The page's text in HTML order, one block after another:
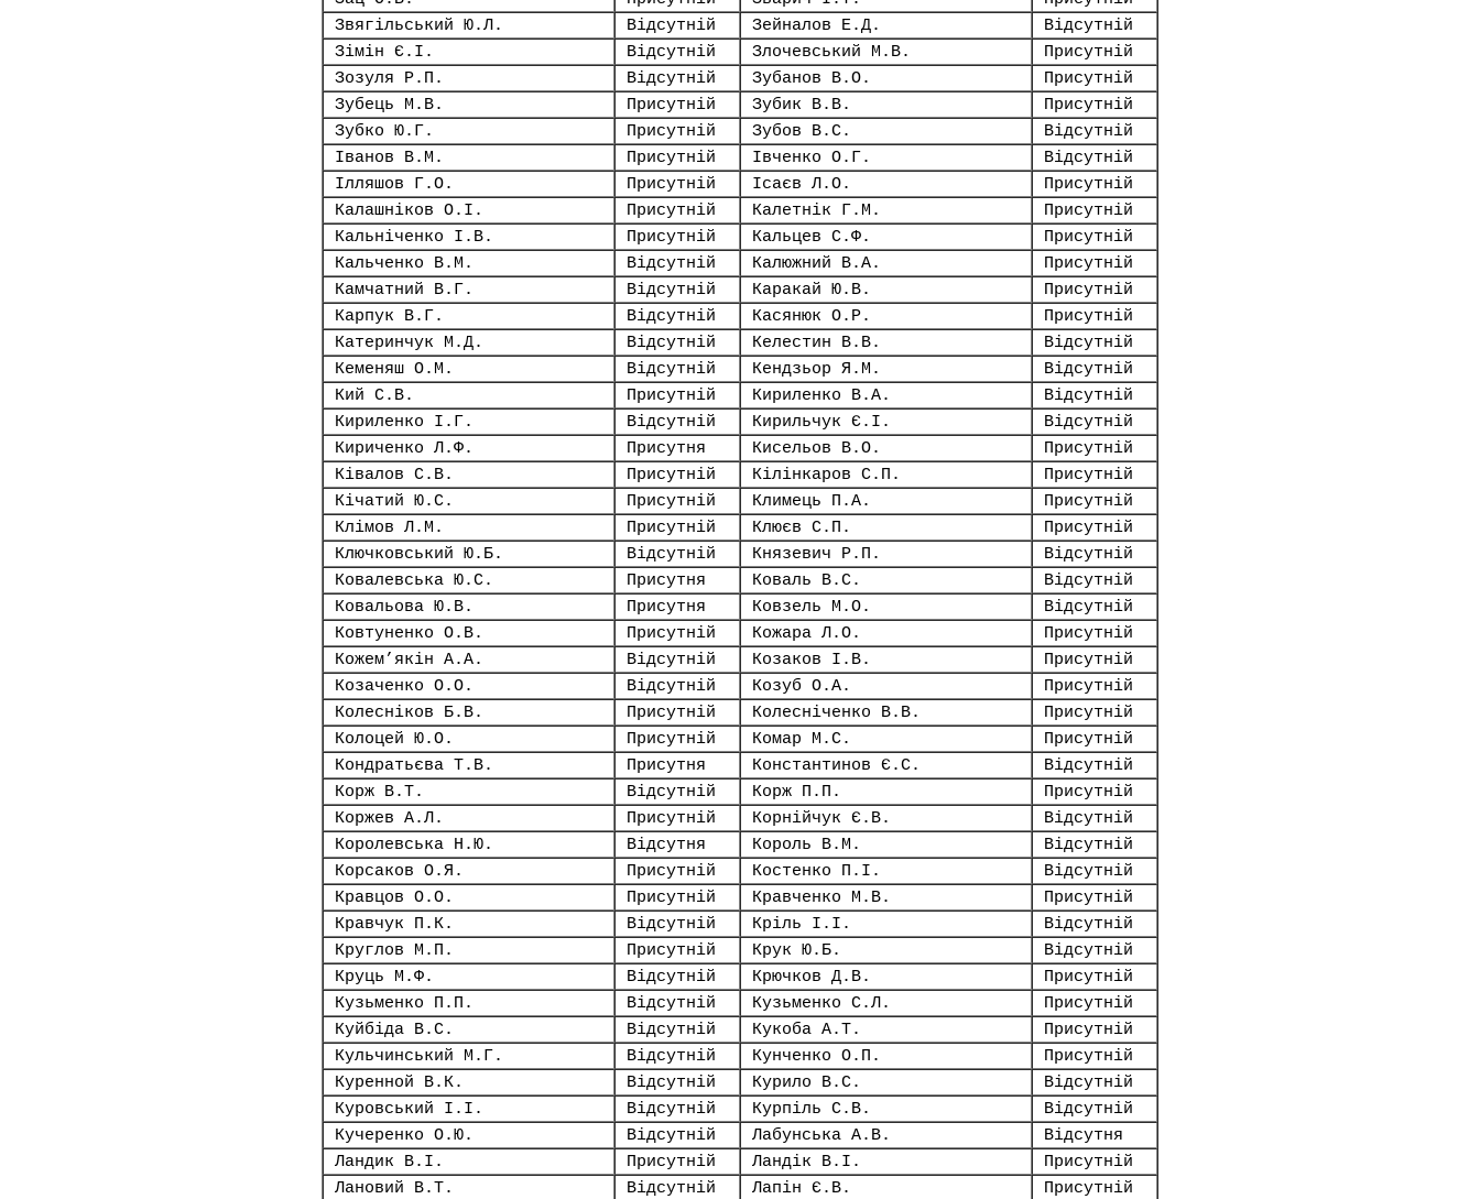
Звягільський Ю.Л.
Відсутній Зейналов Е.Д.
Відсутній
Зімін Є.І.
Відсутній Злочевський М.В.
Присутній
Зозуля Р.П.
Відсутній Зубанов В.О.
Присутній
Зубець М.В.
Присутній Зубик В.В.
Присутній
Зубко Ю.Г.
Присутній Зубов В.С.
Відсутній
Іванов В.М.
Присутній Івченко О.Г.
Відсутній
Ілляшов Г.О.
Присутній Ісаєв Л.О.
Присутній
Калашніков О.І.
Присутній Калетнік Г.М.
Присутній
Кальніченко І.В.
Присутній Кальцев С.Ф.
Присутній
Кальченко В.М.
Відсутній Калюжний В.А.
Присутній
Камчатний В.Г.
Відсутній Каракай Ю.В.
Присутній
Карпук В.Г.
Відсутній Касянюк О.Р.
Присутній
Катеринчук М.Д.
Відсутній Келестин В.В.
Відсутній
Кеменяш О.М.
Відсутній Кендзьор Я.М.
Відсутній
Кий С.В.
Присутній Кириленко В.А.
Відсутній
Кириленко І.Г.
Відсутній Кирильчук Є.І.
Відсутній
Кириченко Л.Ф.
Присутня Кисельов В.О.
Присутній
Ківалов С.В.
Присутній Кілінкаров С.П.
Присутній
Кічатий Ю.С.
Присутній Климець П.А.
Присутній
Клімов Л.М.
Присутній Клюєв С.П.
Присутній
Ключковський Ю.Б.
Відсутній Князевич Р.П.
Відсутній
Ковалевська Ю.С.
Присутня Коваль В.С.
Відсутній
Ковальова Ю.В.
Присутня Ковзель М.О.
Відсутній
Ковтуненко О.В.
Присутній Кожара Л.О.
Присутній
Кожем’якін А.А.
Відсутній Козаков І.В.
Присутній
Козаченко О.О.
Відсутній Козуб О.А.
Присутній
Колесніков Б.В.
Присутній Колесніченко В.В.
Присутній
Колоцей Ю.О.
Присутній Комар М.С.
Присутній
Кондратьєва Т.В.
Присутня Константинов Є.С.
Відсутній
Корж В.Т.
Відсутній Корж П.П.
Присутній
Коржев А.Л.
Присутній Корнійчук Є.В.
Відсутній
Королевська Н.Ю.
Відсутня Король В.М.
Відсутній
Корсаков О.Я.
Присутній Костенко П.І.
Відсутній
Кравцов О.О.
Присутній Кравченко М.В.
Присутній
Кравчук П.К.
Відсутній Кріль І.І.
Відсутній
Круглов М.П.
Присутній Крук Ю.Б.
Відсутній
Круць М.Ф.
Відсутній Крючков Д.В.
Присутній
Кузьменко П.П.
Відсутній Кузьменко С.Л.
Присутній
Куйбіда В.С.
Відсутній Кукоба А.Т.
Присутній
Кульчинський М.Г.
Відсутній Кунченко О.П.
Присутній
Куренной В.К.
Відсутній Курило В.С.
Відсутній
Куровський І.І.
Відсутній Курпіль С.В.
Відсутній
Кучеренко О.Ю.
Відсутній Лабунська А.В.
Відсутня
Ландик В.І.
Присутній Ландік В.І.
Присутній
Лановий В.Т.
Відсутній Лапін Є.В.
Присутній